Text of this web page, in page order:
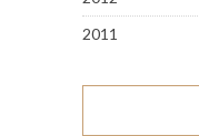
2011